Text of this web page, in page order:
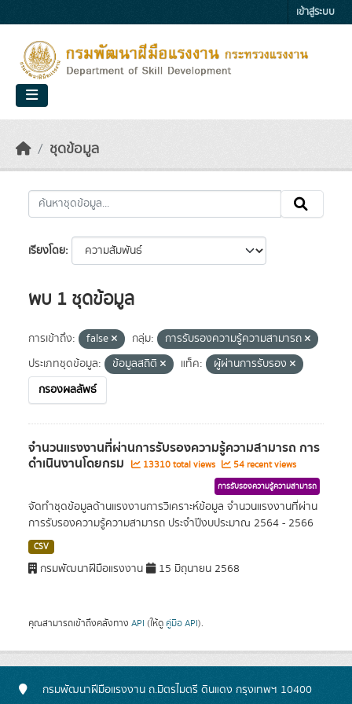
เข้าสู่ระบบ
ชุดข้อมูล
เรียงโดย
พบ 1 ชุดข้อมูล
การเข้าถึง: false กลุ่ม:
การรับรองความรู้ความสามารถ
ประเภทชุดข้อมูล:
ข้อมูลสถิติ แท็ค:
ผู้ผ่านการรับรอง
กรองผลลัพธ์
จำนวนแรงงานที่ผ่านการรับรองความรู้ความสามารถ การ
ดำเนินงานโดยกรม 13310 total views 54 recent views
การรับรองความรู้ความสามารถ
จัดทำชุดข้อมูลด้านแรงงานการวิเคราะห์ข้อมูล จำนวนแรงงานที่ผ่าน
การรับรองความรู้ความสามารถ ประจำปีงบประมาณ 2564 - 2566
CSV
กรมพัฒนาฝีมือแรงงาน 15 มิถุนายน 2568
คุณสามารถเข้าถึงคลังทาง API (ให้ดู คู่มือ API).
กรมพัฒนาฝีมือแรงงาน ถ.มิตรไมตรี ดินแดง กรุงเทพฯ 10400